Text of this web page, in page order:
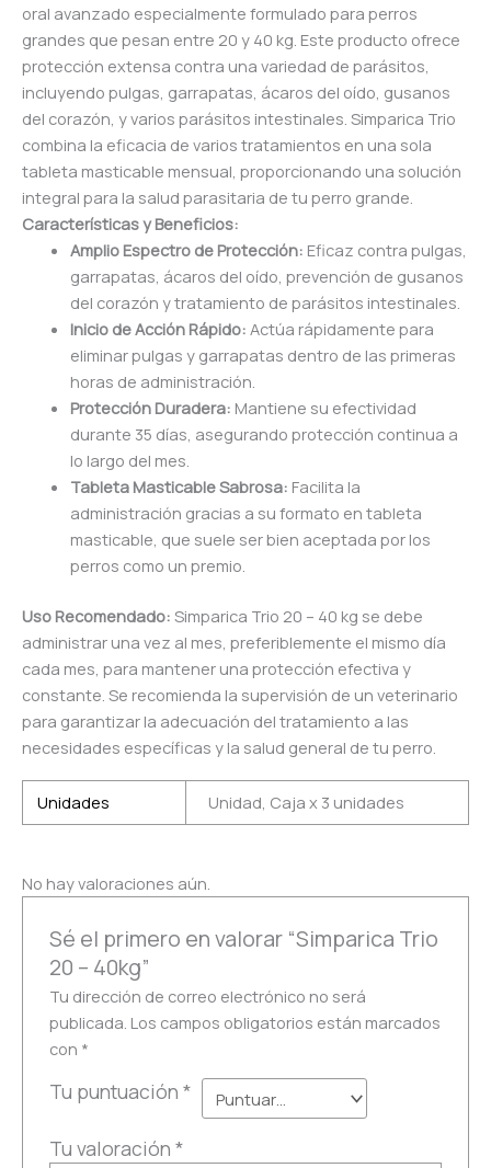
oral avanzado especialmente formulado para perros
grandes que pesan entre 20 y 40 kg. Este producto ofrece
protección extensa contra una variedad de parásitos,
incluyendo pulgas, garrapatas, ácaros del oído, gusanos
del corazón, y varios parásitos intestinales. Simparica Trio
combina la eficacia de varios tratamientos en una sola
tableta masticable mensual, proporcionando una solución
integral para la salud parasitaria de tu perro grande.
Características y Beneficios:
Amplio Espectro de Protección: Eficaz contra pulgas,
garrapatas, ácaros del oído, prevención de gusanos
del corazón y tratamiento de parásitos intestinales.
Inicio de Acción Rápido: Actúa rápidamente para
eliminar pulgas y garrapatas dentro de las primeras
horas de administración.
Protección Duradera: Mantiene su efectividad
durante 35 días, asegurando protección continua a
lo largo del mes.
Tableta Masticable Sabrosa: Facilita la
administración gracias a su formato en tableta
masticable, que suele ser bien aceptada por los
perros como un premio.
Uso Recomendado: Simparica Trio 20 – 40 kg se debe
administrar una vez al mes, preferiblemente el mismo día
cada mes, para mantener una protección efectiva y
constante. Se recomienda la supervisión de un veterinario
para garantizar la adecuación del tratamiento a las
necesidades específicas y la salud general de tu perro.
Unidades Unidad, Caja x 3 unidades
No hay valoraciones aún.
Sé el primero en valorar “Simparica Trio
20 – 40kg”
Tu dirección de correo electrónico no será
publicada. Los campos obligatorios están marcados
con *
Tu puntuación*
Tu valoración*